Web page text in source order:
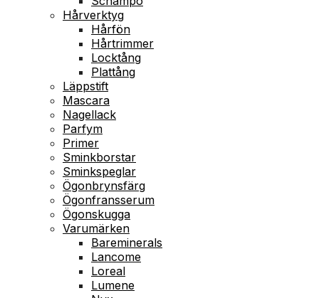
Hårverktyg
Hårfön
Hårtrimmer
Locktång
Plattång
Läppstift
Mascara
Nagellack
Parfym
Primer
Sminkborstar
Sminkspeglar
Ögonbrynsfärg
Ögonfransserum
Ögonskugga
Varumärken
Bareminerals
Lancome
Loreal
Lumene